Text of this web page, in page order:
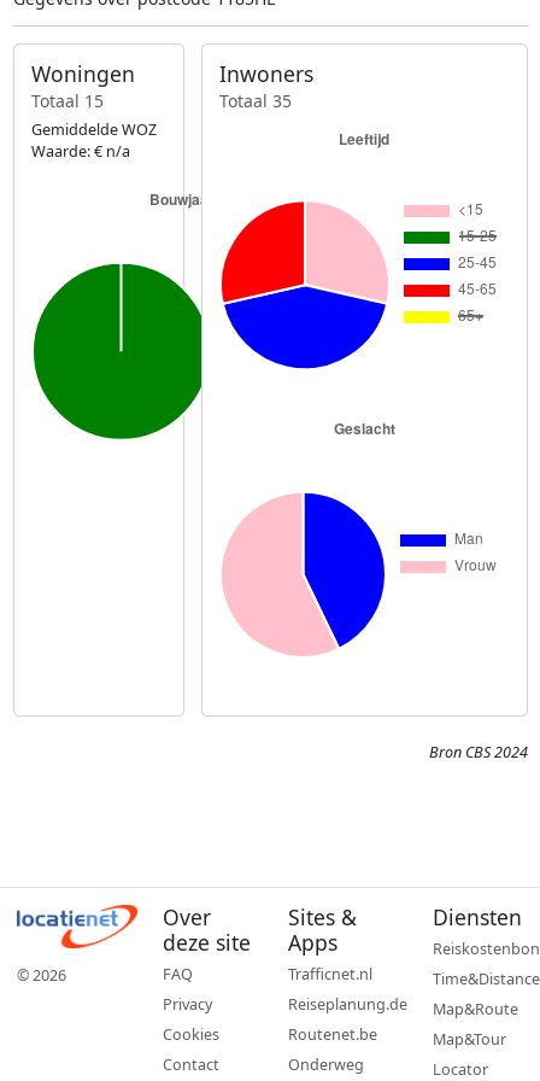
Woningen
Totaal 15
Gemiddelde WOZ
Waarde: € n/a
Inwoners
Totaal 35
Bron CBS 2024
© 2026
Over
deze site
FAQ
Privacy
Cookies
Contact
Sites &
Apps
Trafficnet.nl
Reiseplanung.de
Routenet.be
Onderweg
Diensten
Reiskostenbon
Time&Distance
Map&Route
Map&Tour
Locator